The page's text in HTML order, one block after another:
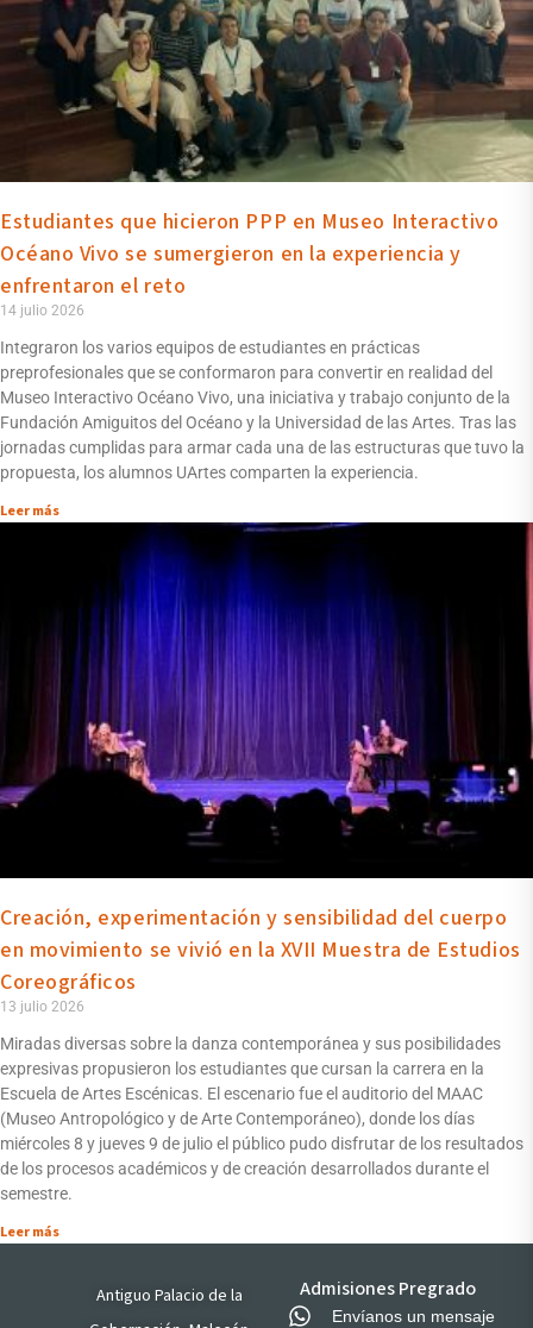
Estudiantes que hicieron PPP en Museo Interactivo
Océano Vivo se sumergieron en la experiencia y
enfrentaron el reto
14 julio 2026
Integraron los varios equipos de estudiantes en prácticas
preprofesionales que se conformaron para convertir en realidad del
Museo Interactivo Océano Vivo, una iniciativa y trabajo conjunto de la
Fundación Amiguitos del Océano y la Universidad de las Artes. Tras las
jornadas cumplidas para armar cada una de las estructuras que tuvo la
propuesta, los alumnos UArtes comparten la experiencia.
Leer más
Creación, experimentación y sensibilidad del cuerpo
en movimiento se vivió en la XVII Muestra de Estudios
Coreográficos
13 julio 2026
Miradas diversas sobre la danza contemporánea y sus posibilidades
expresivas propusieron los estudiantes que cursan la carrera en la
Escuela de Artes Escénicas. El escenario fue el auditorio del MAAC
(Museo Antropológico y de Arte Contemporáneo), donde los días
miércoles 8 y jueves 9 de julio el público pudo disfrutar de los resultados
de los procesos académicos y de creación desarrollados durante el
semestre.
Leer más
Antiguo Palacio de la
Admisiones Pregrado
Envíanos un mensaje